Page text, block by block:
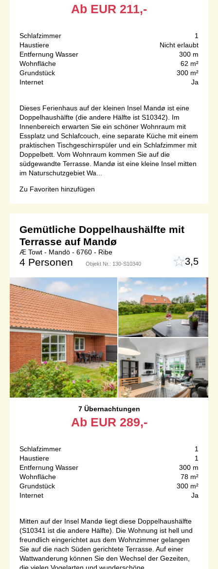
Ab EUR 211,-
Schlafzimmer
1
Haustiere
Nicht erlaubt
Entfernung Wasser
300 m
Wohnfläche
62 m²
Grundstück
300 m²
Internet
Ja
Dieses Ferienhaus auf der kleinen Insel Mandø ist eine
Doppelhaushälfte (die andere Hälfte ist S10342). Im
Innenbereich erwarten Sie ein schöner Wohnraum mit
Essplatz und Schlafcouch, eine separate Küche mit einem
praktischen Tischgeschirrspüler und ein Schlafzimmer mit
Doppelbett. Vom Wohnraum kommen Sie auf die
südgewandte Terrasse. Mandø ist eine kleine Insel mitten
im Naturschutzgebiet Wa...
Zu Favoriten hinzufügen
Gemütliche Doppelhaushälfte mit
Terrasse auf Mandø
Æ Towt - Mandö - 6760 - Ribe
4 Personen Objekt Nr.: 130-S10340 3,5
7 Übernachtungen
Ab EUR 289,-
Schlafzimmer
1
Haustiere
1
Entfernung Wasser
300 m
Wohnfläche
78 m²
Grundstück
300 m²
Internet
Ja
Mitten auf der Insel Mandø liegt diese Doppelhaushälfte
(S10341 ist die andere Hälfte). Die Wohnung ist hell und
freundlich eingerichtet aus dem Wohnzimmer gelangen
Sie auf die nach Süden gerichtete Terrasse. Auf einer
Wattwanderung können Sie den Wechsel der Gezeiten,